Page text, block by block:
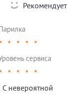
Рекомендует
★ ★ ★ ★
сервиса
★ ★ ★ ★
невероятной